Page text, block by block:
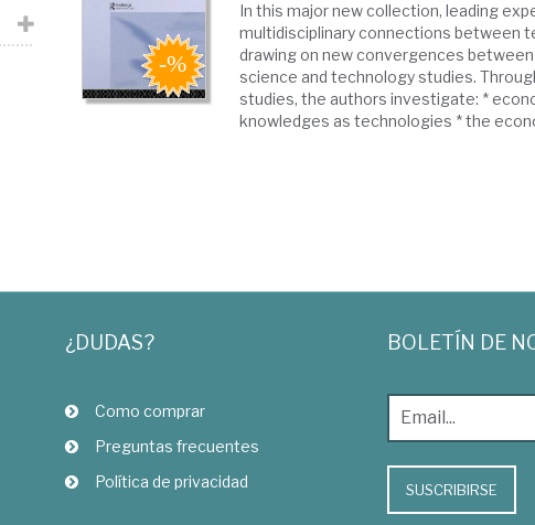
In this major new collection, leading
multidisciplinary connections between
drawing on new convergences
science and technology studies.
studies, the authors investigate: *
knowledges as technologies * the
¿DUDAS?
Como comprar
Preguntas frecuentes
Política de privacidad
BOLETÍN DE
SUSCRIBIRSE